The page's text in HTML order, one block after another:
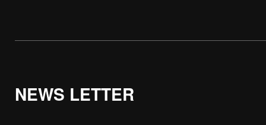
NEWS LETTER